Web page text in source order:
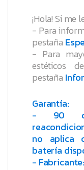
¡Hola! Si me
- Para
pestaña
- Para
estéticos
pestaña
Garantía:
- 90
no aplica
batería
-